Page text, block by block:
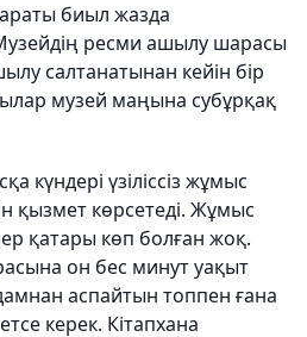
биыл жазда
ресми ашылу шарасы
салтанатынан кейін бір
музей маңына субұрқақ
күндері үзіліссіз жұмыс
қызмет көрсетеді. Жұмыс
қатары көп болған жоқ.
он бес минут уақыт
аспайтын топпен ғана
керек. Кітапхана